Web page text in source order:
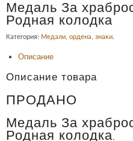
Медаль За
Родная колодка
Категория: Медали, ордена, знаки.
Описание
Описание товара
ПРОДАНО
Медаль За
Родная колодка.